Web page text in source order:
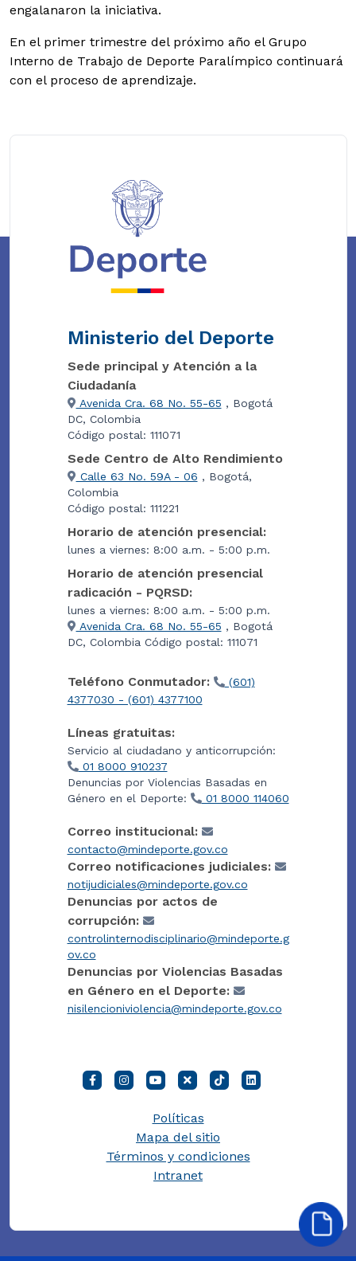
engalanaron la iniciativa.
En el primer trimestre del próximo año el Grupo
Interno de Trabajo de Deporte Paralímpico continuará
con el proceso de aprendizaje.
Ministerio del Deporte
Sede principal y Atención a la
Ciudadanía
Avenida Cra. 68 No. 55-65 , Bogotá
DC, Colombia
Código postal: 111071
Sede Centro de Alto Rendimiento
Calle 63 No. 59A - 06 , Bogotá,
Colombia
Código postal: 111221
Horario de atención presencial:
lunes a viernes: 8:00 a.m. - 5:00 p.m.
Horario de atención presencial
radicación - PQRSD:
lunes a viernes: 8:00 a.m. - 5:00 p.m.
Avenida Cra. 68 No. 55-65 , Bogotá
DC, Colombia Código postal: 111071
Teléfono Conmutador:
(601)
4377030 - (601) 4377100
Líneas gratuitas:
Servicio al ciudadano y anticorrupción:
01 8000 910237
Denuncias por Violencias Basadas en
Género en el Deporte:
01 8000 114060
Correo institucional:
contacto@mindeporte.gov.co
Correo notificaciones judiciales:
notijudiciales@mindeporte.gov.co
Denuncias por actos de
corrupción:
controlinternodisciplinario@mindeporte.g
ov.co
Denuncias por Violencias Basadas
en Género en el Deporte:
nisilencioniviolencia@mindeporte.gov.co
Políticas
Mapa del sitio
Términos y condiciones
Intranet